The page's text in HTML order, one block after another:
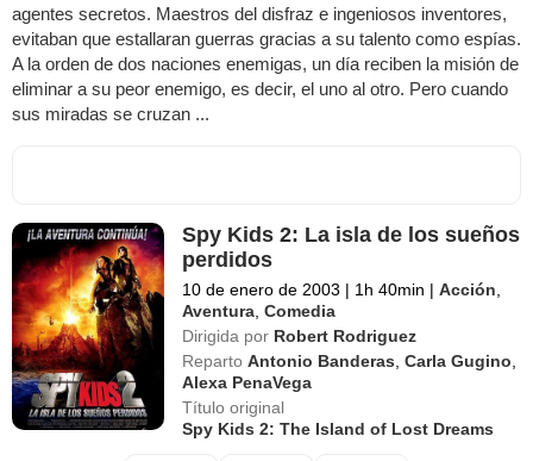
agentes secretos. Maestros del disfraz e ingeniosos inventores,
evitaban que estallaran guerras gracias a su talento como espías.
A la orden de dos naciones enemigas, un día reciben la misión de
eliminar a su peor enemigo, es decir, el uno al otro. Pero cuando
sus miradas se cruzan ...
Spy Kids 2: La isla de los sueños
perdidos
10 de enero de 2003 | 1h 40min | Acción
Aventura ,Comedia
Dirigida por Robert Rodriguez
Reparto Antonio Banderas ,Carla Gugino
Alexa PenaVega
Título original
Spy Kids 2: The Island of Lost Dreams